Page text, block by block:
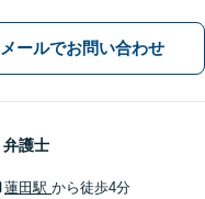
メールでお問い合わせ
弁護士
蓮田駅 から徒歩4分